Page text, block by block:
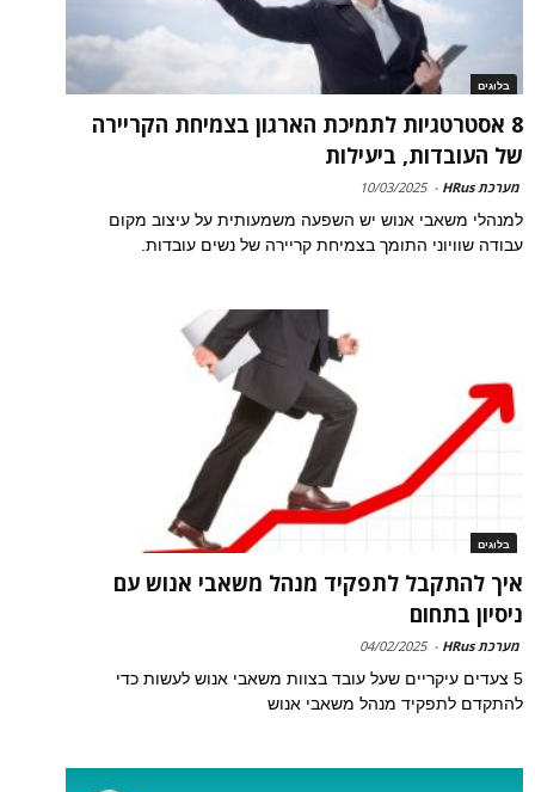
בלוגים
8 אסטרטגיות לתמיכת הארגון בצמיחת הקריירה
של העובדות, ביעילות
מערכת HRus -
10/03/2025
למנהלי משאבי אנוש יש השפעה משמעותית על עיצוב מקום
עבודה שוויוני התומך בצמיחת קריירה של נשים עובדות.
בלוגים
איך להתקבל לתפקיד מנהל משאבי אנוש עם
ניסיון בתחום
מערכת HRus -
04/02/2025
5 צעדים עיקריים שעל עובד בצוות משאבי אנוש לעשות כדי
להתקדם לתפקיד מנהל משאבי אנוש